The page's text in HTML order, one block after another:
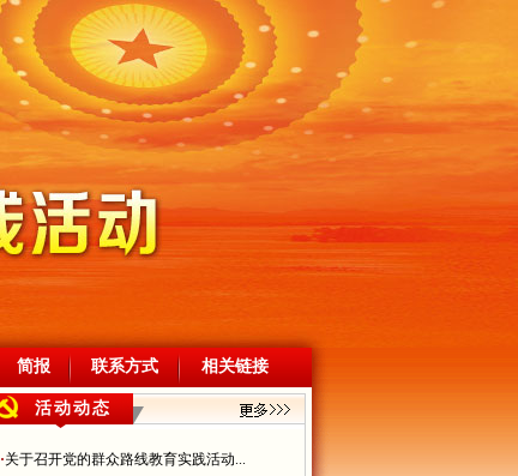
简报 联系方式 相关链接
活动动态
·关于召开党的群众路线教育实践活动...